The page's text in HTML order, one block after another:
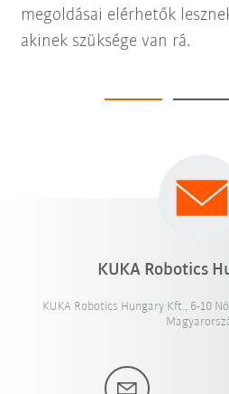
megoldásai elérhetők
akinek szüksége van rá.
KUKA Robotics
KUKA Robotics Hungary Kft., 6-10